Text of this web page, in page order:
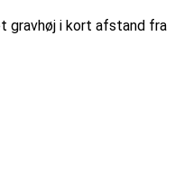
gravhøj i kort afstand fra